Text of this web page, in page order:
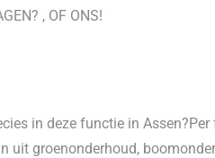
, OF ONS!
in deze functie in
uit groenonderhoud,